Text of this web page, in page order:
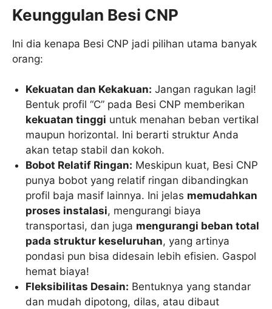
Keunggulan Besi CNP
Ini dia kenapa Besi CNP jadi pilihan utama banyak
orang:
Kekuatan dan Kekakuan: Jangan ragukan lagi!
Bentuk profil “C” pada Besi CNP memberikan
kekuatan tinggi untuk menahan beban vertikal
maupun horizontal. Ini berarti struktur Anda
akan tetap stabil dan kokoh.
Bobot Relatif Ringan: Meskipun kuat, Besi CNP
punya bobot yang relatif ringan dibandingkan
profil baja masif lainnya. Ini jelas memudahkan
proses instalasi, mengurangi biaya
transportasi, dan juga mengurangi beban total
pada struktur keseluruhan, yang artinya
pondasi pun bisa didesain lebih efisien. Gaspol
hemat biaya!
Fleksibilitas Desain: Bentuknya yang standar
dan mudah dipotong, dilas, atau dibaut